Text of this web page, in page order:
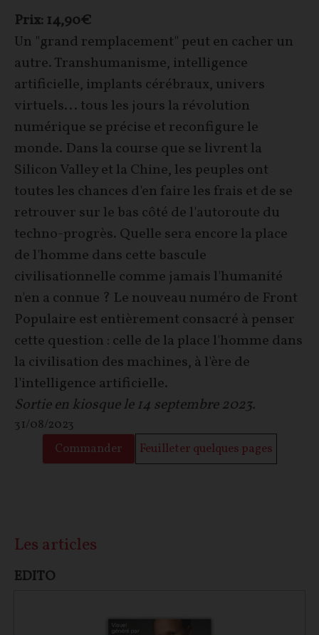
Prix: 14,90€
Un "grand remplacement" peut en cacher un
autre. Transhumanisme, intelligence
artificielle, implants cérébraux, univers
virtuels... tous les jours la révolution
numérique se précise et reconfigure le
monde. Dans la course que se livrent la
Silicon Valley et la Chine, les peuples ont
toutes les chances d'en faire les frais et de se
retrouver sur le bas côté de l'autoroute du
techno-progrès. Quelle sera encore la place
de l'homme dans cette bascule
civilisationnelle comme jamais l'humanité
n'en a connue ? Le nouveau numéro de Front
Populaire est entièrement consacré à penser
cette question : celle de la place l'homme dans
la civilisation des machines, à l'ère de
l'intelligence artificielle.
Sortie en kiosque le 14 septembre 2023.
31/08/2023
Commander
Feuilleter quelques pages
Les articles
EDITO